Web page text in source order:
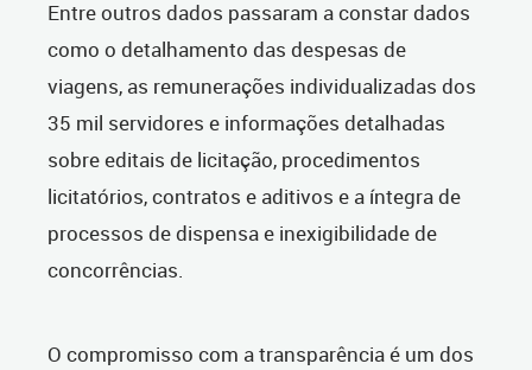
Entre outros dados passaram a constar dados
como o detalhamento das despesas de
viagens, as remunerações individualizadas dos
35 mil servidores e informações detalhadas
sobre editais de licitação, procedimentos
licitatórios, contratos e aditivos e a íntegra de
processos de dispensa e inexigibilidade de
concorrências.
O compromisso com a transparência é um dos